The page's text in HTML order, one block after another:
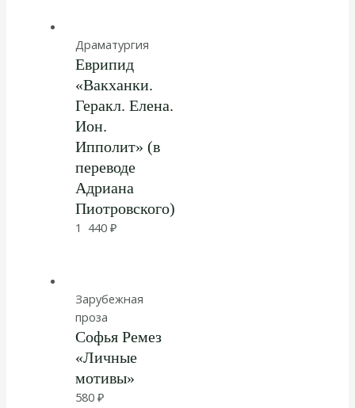
Драматургия
Еврипид
«Вакханки.
Геракл. Елена.
Ион.
Ипполит» (в
переводе
Адриана
Пиотровского)
1 440₽
Зарубежная
проза
Софья Ремез
«Личные
мотивы»
580₽